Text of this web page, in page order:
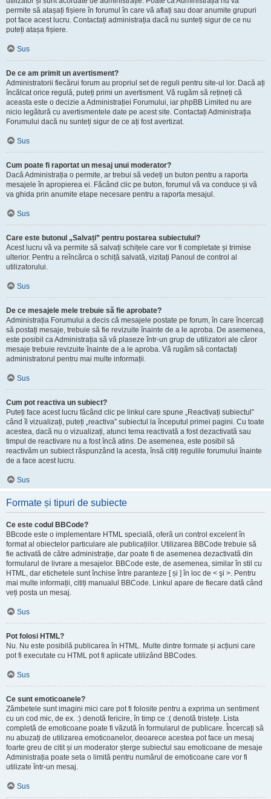
permite să atașați fișiere în forumul în care vă aflați sau doar anumite grupuri
pot face acest lucru. Contactați administrația dacă nu sunteți sigur de ce nu
puteți atașa fișiere.
Sus
De ce am primit un avertisment?
Administratorii fiecărui forum au propriul set de reguli pentru site-ul lor. Dacă ați
încălcat orice regulă, puteți primi un avertisment. Vă rugăm să rețineți că
aceasta este o decizie a Administrației Forumului, iar phpBB Limited nu are
nicio legătură cu avertismentele date pe acest site. Contactați Administrația
Forumului dacă nu sunteți sigur de ce ați fost avertizat.
Sus
Cum poate fi raportat un mesaj unui moderator?
Dacă Administrația o permite, ar trebui să vedeți un buton pentru a raporta
mesajele în apropierea ei. Făcând clic pe buton, forumul vă va conduce și vă
va ghida prin anumite etape necesare pentru a raporta mesajul.
Sus
Care este butonul „Salvați” pentru postarea subiectului?
Acest lucru vă va permite să salvați schițele care vor fi completate și trimise
ulterior. Pentru a reîncărca o schiță salvată, vizitați Panoul de control al
utilizatorului.
Sus
De ce mesajele mele trebuie să fie aprobate?
Administrația Forumului a decis că mesajele postate pe forum, în care încercați
să postați mesaje, trebuie să fie revizuite înainte de a le aproba. De asemenea,
este posibil ca Administrația să vă plaseze într-un grup de utilizatori ale căror
mesaje trebuie revizuite înainte de a le aproba. Vă rugăm să contactați
administratorul pentru mai multe informații.
Sus
Cum pot reactiva un subiect?
Puteți face acest lucru făcând clic pe linkul care spune „Reactivați subiectul”
când îl vizualizați, puteți „reactiva” subiectul la începutul primei pagini. Cu toate
acestea, dacă nu o vizualizați, atunci tema reactivată a fost dezactivată sau
timpul de reactivare nu a fost încă atins. De asemenea, este posibil să
reactivăm un subiect răspunzând la acesta, însă citiți regulile forumului înainte
de a face acest lucru.
Sus
Formate și tipuri de subiecte
Ce este codul BBCode?
BBcode este o implementare HTML specială, oferă un control excelent în
format al obiectelor particulare ale publicațiilor. Utilizarea BBCode trebuie să
fie activată de către administrație, dar poate fi de asemenea dezactivată din
formularul de livrare a mesajelor. BBCode este, de asemenea, similar în stil cu
HTML, dar etichetele sunt închise între paranteze [ și ] în loc de < şi >. Pentru
mai multe informații, citiți manualul BBCode. Linkul apare de fiecare dată când
veți posta un mesaj.
Sus
Pot folosi HTML?
Nu. Nu este posibilă publicarea în HTML. Multe dintre formate și acțiuni care
pot fi executate cu HTML pot fi aplicate utilizând BBCodes.
Sus
Ce sunt emoticoanele?
Zâmbetele sunt imagini mici care pot fi folosite pentru a exprima un sentiment
cu un cod mic, de ex. :) denotă fericire, în timp ce :( denotă tristețe. Lista
completă de emoticoane poate fi văzută în formularul de publicare. Încercați să
nu abuzați de utilizarea emoticoanelor, deoarece acestea pot face un mesaj
foarte greu de citit și un moderator șterge subiectul sau emoticoane de mesaje
Administrația poate seta o limită pentru numărul de emoticoane care vor fi
utilizate într-un mesaj.
Sus